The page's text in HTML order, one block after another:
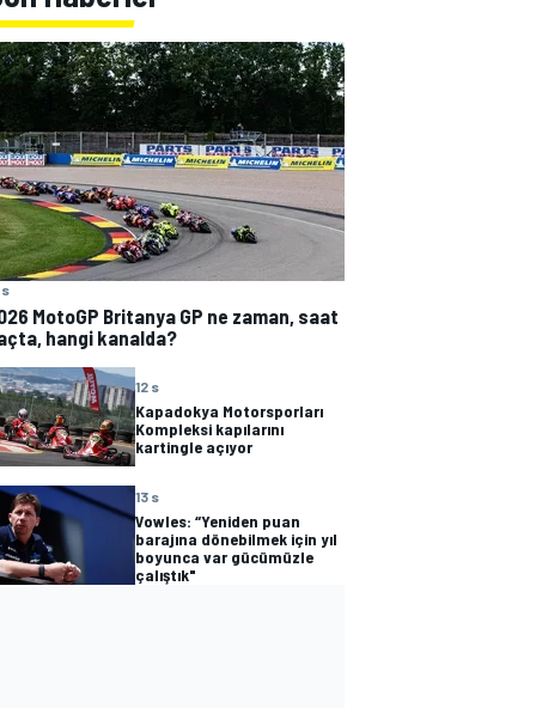
s
MotoGP Britanya GP ne zaman, saat
hangi kanalda?
12 s
Kapadokya Motorsporları
Kompleksi kapılarını
kartingle açıyor
13 s
Vowles: “Yeniden puan
barajına dönebilmek için yıl
boyunca var gücümüzle
çalıştık"